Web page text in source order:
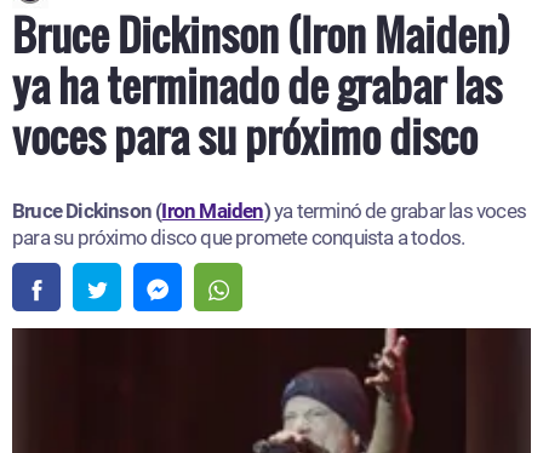
Bruce Dickinson (Iron Maiden)
ya ha terminado de grabar las
voces para su próximo disco
Bruce Dickinson (Iron Maiden)ya terminó de grabar las voces
para su próximo disco que promete conquista a todos.